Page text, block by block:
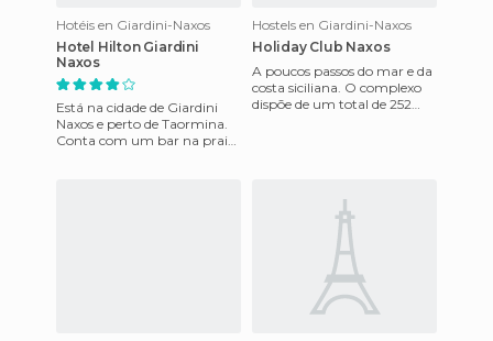
Hotéis en Giardini-Naxos
Hotel Hilton Giardini
Naxos
Está na cidade de Giardini
Naxos e perto de Taormina.
Conta com um bar na praia
Hostels en Giardini-Naxos
Holiday Club Naxos
A poucos passos do mar e da
costa siciliana. O complexo
dispõe de um total de 252